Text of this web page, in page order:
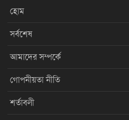
হোম
সর্বশেষ
আমাদের সম্পর্কে
গোপনীয়তা নীতি
শর্তাবলী